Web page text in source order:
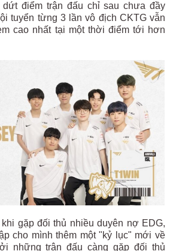
dứt điểm trận đấu chỉ sau chưa đầy
tuyển từng 3 lần vô địch CKTG vẫn
cao nhất tại một thời điểm tới hơn
gặp đối thủ nhiều duyên nợ EDG,
cho mình thêm một "kỷ lục" mới về
những trận đấu càng gặp đối thủ